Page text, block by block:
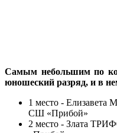
Самым небольшим по
юношеский разряд, и в
1 место -
СШ «Прибой»
2 место - Злата